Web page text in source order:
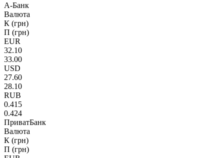
А-Банк
Валюта
К (грн)
П (грн)
EUR
32.10
33.00
USD
27.60
28.10
RUB
0.415
0.424
ПриватБанк
Валюта
К (грн)
П (грн)